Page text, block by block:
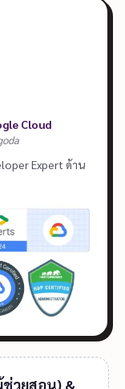
Cloud
Expert ด้าน
วยสอน) &